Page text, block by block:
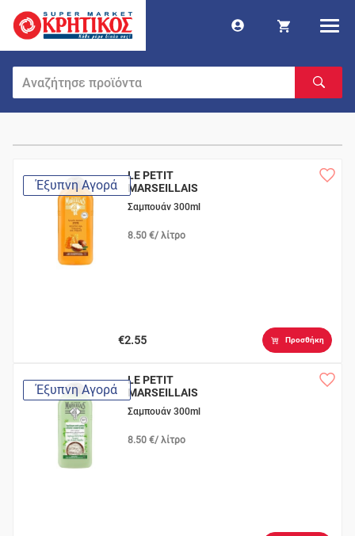
Έξυπνη Αγορά
LE PETIT
MARSEILLAIS
Βιολογικό Μέλι &
Καριτέ
Σαμπουάν 300ml
8.50 €/ λίτρο
€2.55 Προσθήκη
Έξυπνη Αγορά
LE PETIT
MARSEILLAIS
Βιολογικό Θυμάρι &
Άργιλος
Σαμπουάν 300ml
8.50 €/ λίτρο